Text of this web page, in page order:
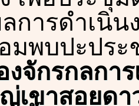
การดำเนิน
มพบปะปร
งจักรกลกา
เขาสอยดา